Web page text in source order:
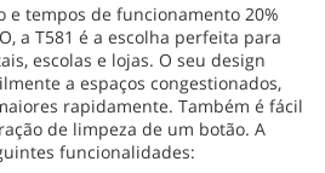
e tempos de funcionamento 20%
a T581 é a escolha perfeita para
escolas e lojas. O seu design
a espaços congestionados,
rapidamente. Também é fácil
de limpeza de um botão. A
funcionalidades: